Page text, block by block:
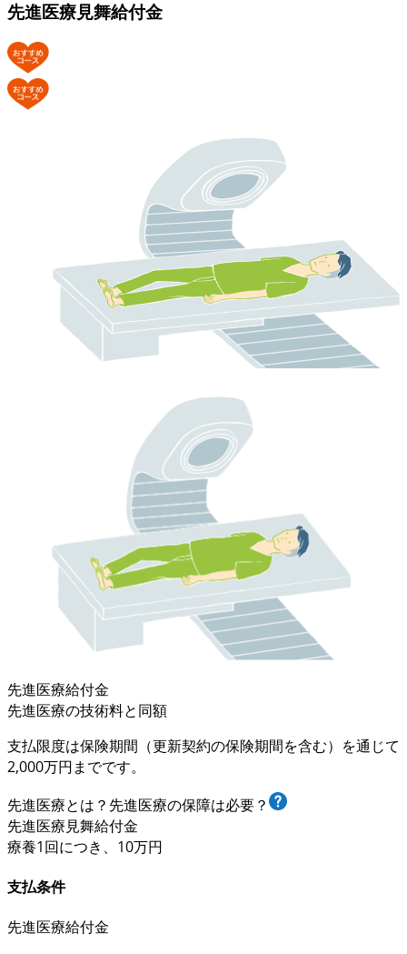
先進医療見舞給付金
先進医療給付金
先進医療の技術料と同額
支払限度は保険期間（更新契約の保険期間を含む）を通じて
2,000万円までです。
先進医療とは？先進医療の保障は必要？
先進医療見舞給付金
療養1回につき、 10万円
支払条件
先進医療給付金